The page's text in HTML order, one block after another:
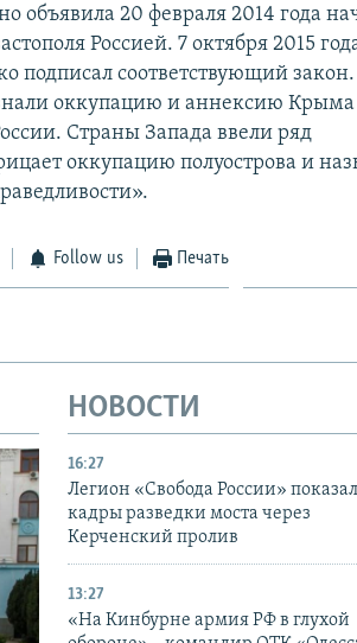
объявила 20 февраля 2014 года
Россией. 7 октября 2015
подписал соответствующий закон.
оккупацию и аннексию Крыма
Страны Запада ввели ряд
оккупацию полуострова и
Follow us Печать
НОВОСТИ
16:27
Легион «Свобода России» показал
кадры разведки моста через
Керченский пролив
13:27
«На Кинбурне армия РФ в глухой